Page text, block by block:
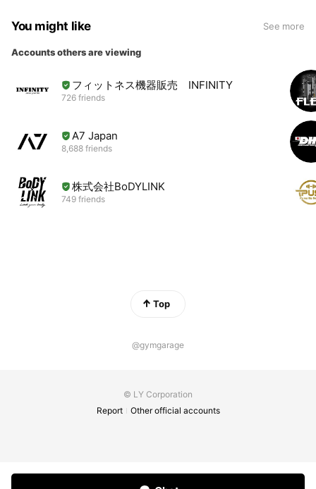
You might like See more
Accounts others are viewing
フィットネス機器販売 INFINITY
726 friends
A7 Japan
8,688 friends
株式会社BoDYLINK
749 friends
Top
@gymgarage
© LY Corporation
Report
Other official accounts